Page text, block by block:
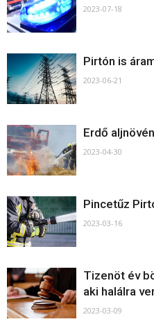
2023-07-18
Pirtón is
2023-06-21
Erdő
2023-04-30
Pincetűz
2023-03-16
Tizenöt év
aki halálra
2023-03-09